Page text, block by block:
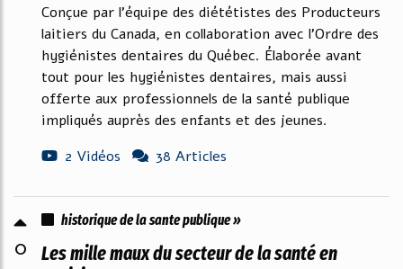
Conçue par l'équipe des diététistes des Producteurs
laitiers du Canada, en collaboration avec l'Ordre des
hygiénistes dentaires du Québec. Élaborée avant
tout pour les hygiénistes dentaires, mais aussi
offerte aux professionnels de la santé publique
impliqués auprès des enfants et des jeunes.
2 Vidéos
38 Articles
0
historique de la sante publique »
Les mille maux du secteur de la santé en